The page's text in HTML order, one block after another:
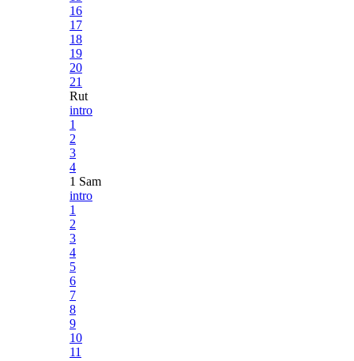
16
17
18
19
20
21
Rut
intro
1
2
3
4
1 Sam
intro
1
2
3
4
5
6
7
8
9
10
11